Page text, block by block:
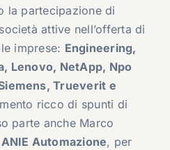
la partecipazione di
attive nell’offerta di
imprese: Engineering,
Lenovo, NetApp, Npo
Trueverit e
ricco di spunti di
parte anche Marco
ANIE Automazione, per